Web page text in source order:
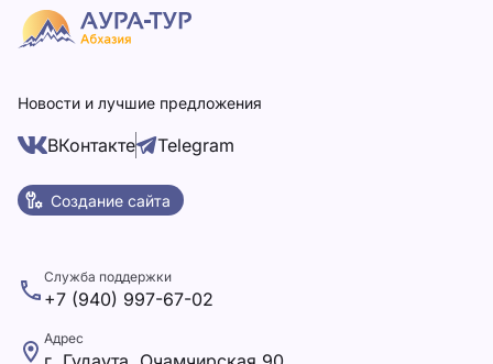
Новости и лучшие предложения
ВКонтакте Telegram
Создание сайта
Служба поддержки
+7 (940) 997-67-02
Адрес